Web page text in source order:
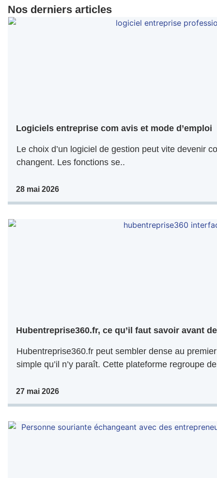
Nos derniers articles
Logiciels entreprise com avis et mode d’emploi
Le choix d’un logiciel de gestion peut vite devenir
changent. Les fonctions se..
28 mai 2026
Hubentreprise360.fr, ce qu’il faut savoir avant
Hubentreprise360.fr peut sembler dense au
simple qu’il n’y paraît. Cette plateforme regroupe
27 mai 2026